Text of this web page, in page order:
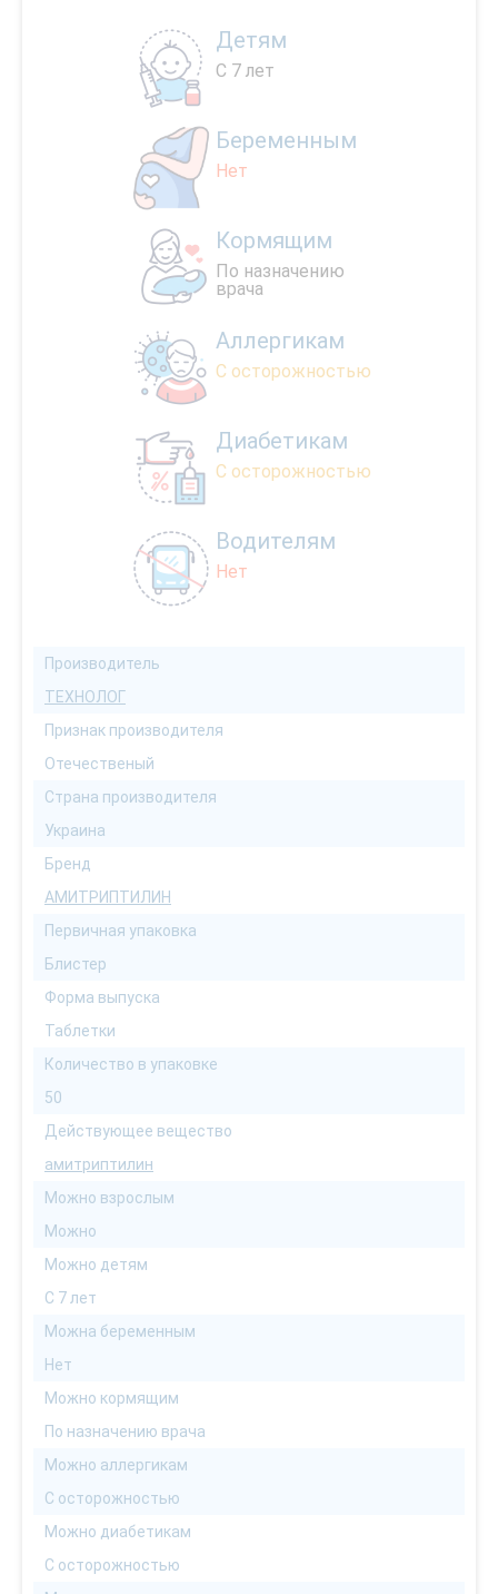
Детям
С 7 лет
Беременным
Нет
Кормящим
По назначению
врача
Аллергикам
С осторожностью
Диабетикам
С осторожностью
Водителям
Нет
Производитель
ТЕХНОЛОГ
Признак производителя
Отечественый
Страна производителя
Украина
Бренд
АМИТРИПТИЛИН
Первичная упаковка
Блистер
Форма выпуска
Таблетки
Количество в упаковке
50
Действующее вещество
амитриптилин
Можно взрослым
Можно
Можно детям
С 7 лет
Можна беременным
Нет
Можно кормящим
По назначению врача
Можно аллергикам
С осторожностью
Можно диабетикам
С осторожностью